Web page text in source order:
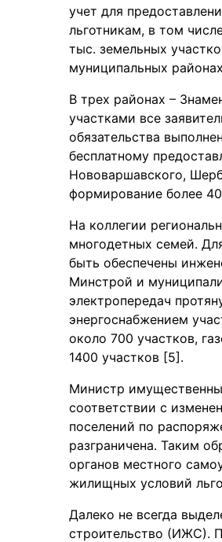
учет для
льготникам, в том
тыс. земельных
муниципальных
В трех районах –
участками все
обязательства
бесплатному
Нововаршавского,
формирование более
На коллегии
многодетных семей.
быть обеспечены
Минстрой и
электропередач
энергоснабжением
около 700 участков,
1400 участков [5].
Министр
соответствии с
поселений по
разграничена. Таким
органов местного
жилищных условий
Далеко не всегда
строительство (ИЖС).